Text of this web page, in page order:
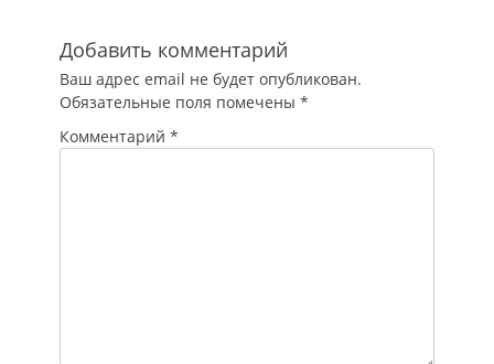
Добавить комментарий
Ваш адрес email не будет опубликован.
Обязательные поля помечены *
Комментарий *